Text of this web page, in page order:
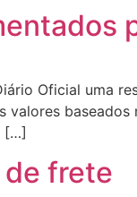
Oficial uma
baseados
[…]
de frete